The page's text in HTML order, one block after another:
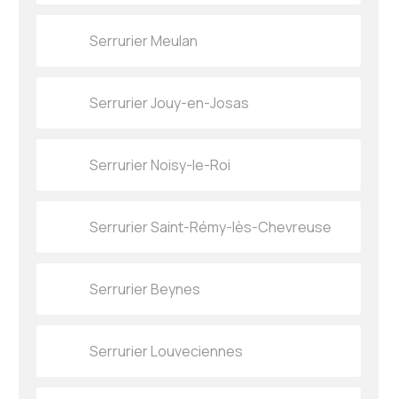
Serrurier Meulan
Serrurier Jouy-en-Josas
Serrurier Noisy-le-Roi
Serrurier Saint-Rémy-lès-Chevreuse
Serrurier Beynes
Serrurier Louveciennes